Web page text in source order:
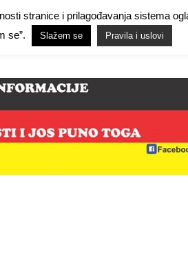
Facebook Demo Hide Ads for Premium Members
O NAMA PRAVILA I USLOVI
stranice i prilagođavanja sistema
se”.
Slažem se Pravila i uslovi